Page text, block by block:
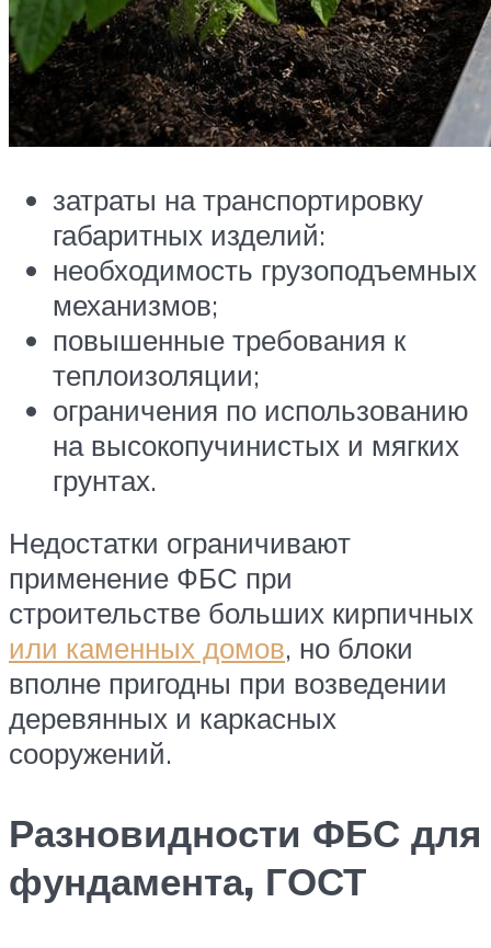
затраты на транспортировку
габаритных изделий:
необходимость грузоподъемных
механизмов;
повышенные требования к
теплоизоляции;
ограничения по использованию
на высокопучинистых и мягких
грунтах.
Недостатки ограничивают
применение ФБС при
строительстве больших кирпичных
или каменных домов, но блоки
вполне пригодны при возведении
деревянных и каркасных
сооружений.
Разновидности ФБС для
фундамента, ГОСТ